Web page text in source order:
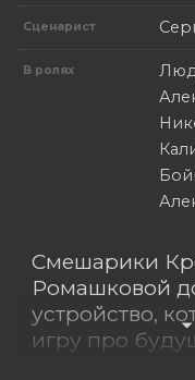
Сценарист
В ролях
Смешарики
Ромашковой
устройство,
игру про